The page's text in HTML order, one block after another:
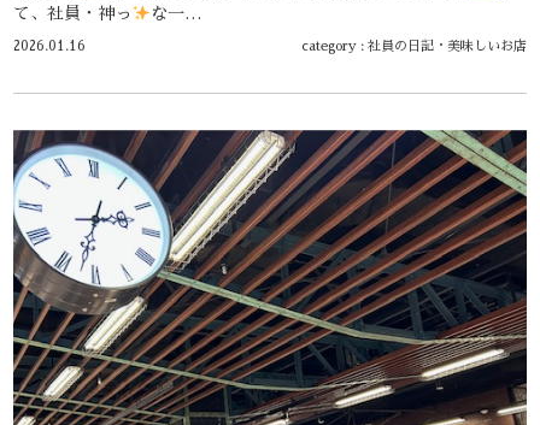
て、社員・神っ
な一…
2026.01.16 category : 社員の日記・ 美味しいお店